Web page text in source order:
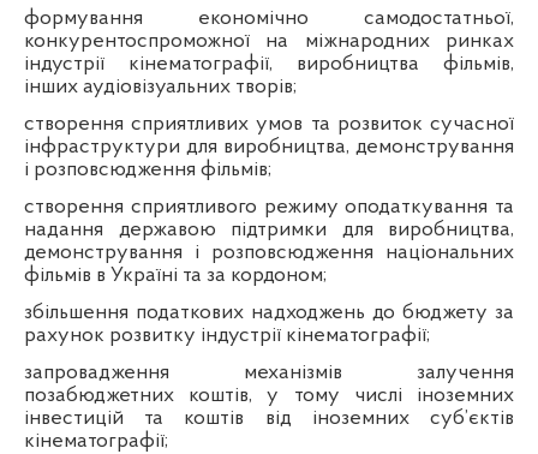
формування економічно самодостатньої,
конкурентоспроможної на міжнародних ринках
індустрії кінематографії, виробництва фільмів,
інших аудіовізуальних творів;
створення сприятливих умов та розвиток сучасної
інфраструктури для виробництва, демонстрування
і розповсюдження фільмів;
створення сприятливого режиму оподаткування та
надання державою підтримки для виробництва,
демонстрування і розповсюдження національних
фільмів в Україні та за кордоном;
збільшення податкових надходжень до бюджету за
рахунок розвитку індустрії кінематографії;
запровадження механізмів залучення
позабюджетних коштів, у тому числі іноземних
інвестицій та коштів від іноземних суб’єктів
кінематографії;